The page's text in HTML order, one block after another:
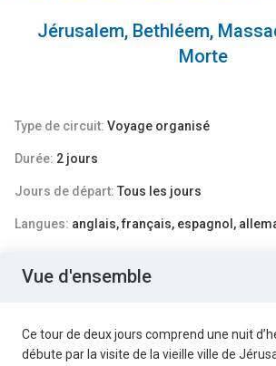
Jérusalem, Bethléem,
Morte
Type de circuit: Voyage organisé
Durée: 2 jours
Jours de départ: Tous les jours
Langues: anglais, français, espagnol,
Vue d'ensemble
Ce tour de deux jours comprend une nuit
débute par la visite de la vieille ville de